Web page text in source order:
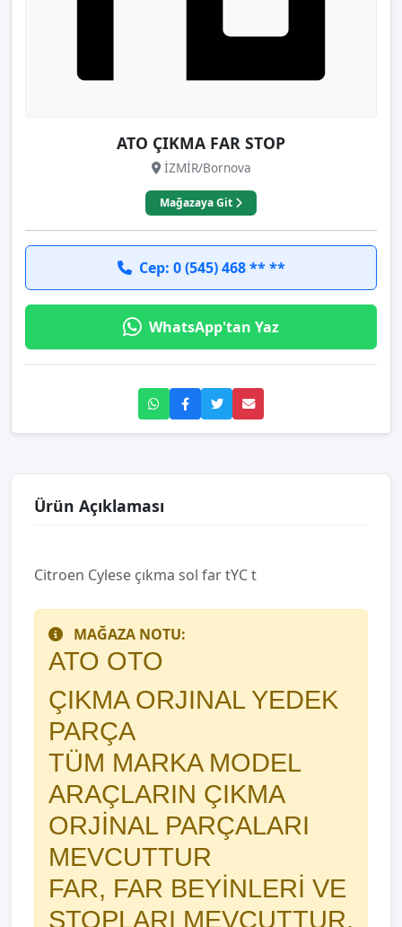
ATO ÇIKMA FAR STOP
İZMİR/Bornova
Mağazaya Git
Cep: 0 (545) 468 ** **
WhatsApp'tan Yaz
Ürün Açıklaması
Citroen Cylese çıkma sol far tYC t
MAĞAZA NOTU:
ATO OTO
ÇIKMA ORJINAL YEDEK
PARÇA
TÜM MARKA MODEL
ARAÇLARIN ÇIKMA
ORJİNAL PARÇALARI
MEVCUTTUR
FAR, FAR BEYİNLERİ VE
STOPLARI MEVCUTTUR.